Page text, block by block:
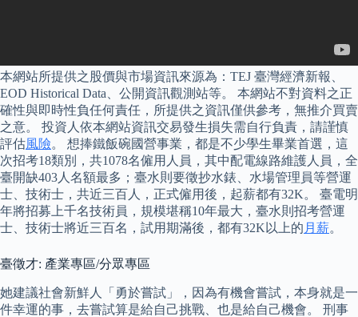
本網站所提供之股價與市場資訊來源為：TEJ 臺灣經濟新報、
EOD Historical Data、公開資訊觀測站等。 本網站不對資料之正
確性與即時性負任何責任，所提供之資訊僅供參考，無推介買賣
之意。 投資人依本網站資訊交易發生損失需自行負責，請謹慎
評估風險。 想捧鐵飯碗國營事業，都是不少學生畢業首選，這
次招考18類別，共1078名僱用人員，其中配電線路維護人員，全
臺開缺403人名額最多；臺水則要徵抄水錶、水場管理員等營運
士、技術士，共近三百人，正式僱用後，起薪都有32K。 臺電明
年將招募上千名技術員，規模堪稱10年最大，臺水則招考營運
士、技術士將近三百名，試用期滿後，都有32K以上的 月薪。
臺徵才: 產業專區/分眾專區
她建議社會新鮮人「勇於嘗試」，因為有機會嘗試，本身就是一
件幸運的事，去嘗試算是給自己挑戰、也是給自己機會。 刑事